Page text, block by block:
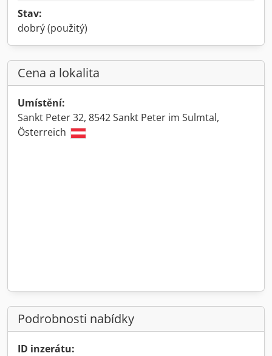
Stav:
dobrý (použitý)
Cena a lokalita
Umístění:
Sankt Peter 32, 8542 Sankt Peter im Sulmtal,
Österreich
Podrobnosti nabídky
ID inzerátu: